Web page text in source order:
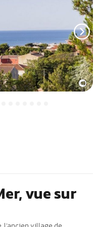
vue sur
l’ancien village de
apprécié des familles
confortables en
vue exceptionnelle sur la
variées comme le
Gruissan, le Canal du
de Carcassonne.
Mer Les Romarins
détente, découvertes